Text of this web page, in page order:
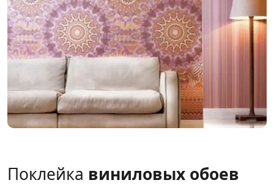
Поклейка виниловых обоев